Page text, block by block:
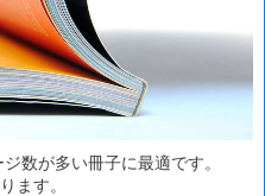
数が多い冊子に最適です。
ます。